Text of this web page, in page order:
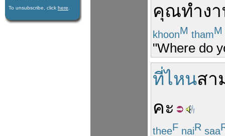
To unsubscribe, click here คุณทำง
khoonM thamM
"Where do
ที่ไหนสา
คะ
theeF naiR saa